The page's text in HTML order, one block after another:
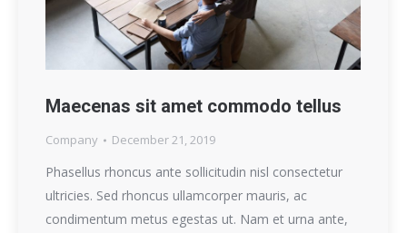
Maecenas sit amet commodo tellus
Company December 21, 2019
Phasellus rhoncus ante sollicitudin nisl consectetur
ultricies. Sed rhoncus ullamcorper mauris, ac
condimentum metus egestas ut. Nam et urna ante,